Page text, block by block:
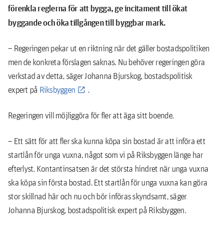
förenkla reglerna för att bygga, ge incitament till ökat
byggande och öka tillgången till byggbar mark.
– Regeringen pekar ut en riktning när det gäller bostadspolitiken
men de konkreta förslagen saknas. Nu behöver regeringen göra
verkstad av detta, säger Johanna Bjurskog, bostadspolitisk
expert på Riksbyggen .
Regeringen vill möjliggöra för fler att äga sitt boende.
– Ett sätt för att fler ska kunna köpa sin bostad är att införa ett
startlån för unga vuxna, något som vi på Riksbyggen länge har
efterlyst. Kontantinsatsen är det största hindret när unga vuxna
ska köpa sin första bostad. Ett startlån för unga vuxna kan göra
stor skillnad här och nu och bör införas skyndsamt, säger
Johanna Bjurskog, bostadspolitisk expert på Riksbyggen.